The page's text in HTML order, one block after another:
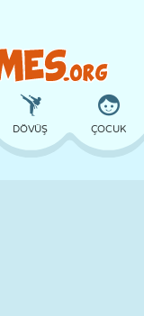
DÖVÜŞ ÇOCUK